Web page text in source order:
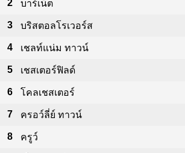
2 บาร์เน็ต
3 บริสตอลโรเวอร์ส
4 เชลท์แน่ม ทาวน์
5 เชสเตอร์ฟิลด์
6 โคลเชสเตอร์
7 ครอว์ลี่ย์ ทาวน์
8 ครูว์